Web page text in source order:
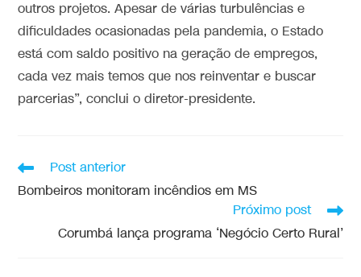
outros projetos. Apesar de várias turbulências e
dificuldades ocasionadas pela pandemia, o Estado
está com saldo positivo na geração de empregos,
cada vez mais temos que nos reinventar e buscar
parcerias”, conclui o diretor-presidente.
Post anterior
Bombeiros monitoram incêndios em MS
Próximo post
Corumbá lança programa ‘Negócio Certo Rural’